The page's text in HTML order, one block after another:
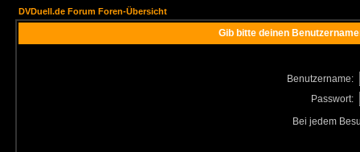
DVDuell.de Forum Foren-Übersicht
Gib bitte deinen
Benutzername:
Passwort:
Bei jedem